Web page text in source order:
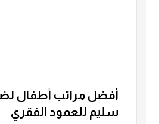
أفضل مراتب أطفال
سليم للعمود الفقري